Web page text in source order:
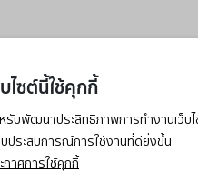
บไซต์นี้ใช้คุกกี้
รับพัฒนาประสิทธิภาพการทำงานเว็บไ
ประสบการณ์การใช้งานที่ดียิ่งขึ้น
กาศการใช้คุกกี้
error: aclient-side exception
(see the browser
information).